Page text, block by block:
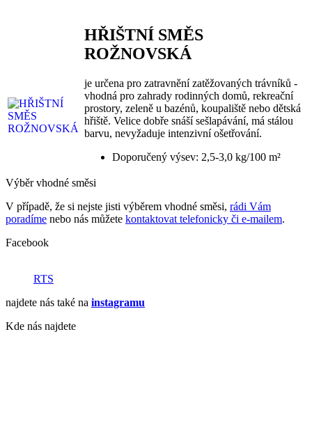
HŘIŠTNÍ SMĚS
ROŽNOVSKÁ
je určena pro zatravnění zatěžovaných trávníků -
vhodná pro zahrady rodinných domů, rekreační
prostory, zeleně u bazénů, koupaliště nebo dětská
hřiště. Velice dobře snáší sešlapávání, má stálou
barvu, nevyžaduje intenzivní ošetřování.
Doporučený výsev: 2,5-3,0 kg/100 m²
Výběr vhodné směsi
V případě, že si nejste jisti výběrem vhodné směsi, rádi Vám
poradíme nebo nás můžete kontaktovat telefonicky či e-mailem.
Facebook
RTS
najdete nás také na instagramu
Kde nás najdete